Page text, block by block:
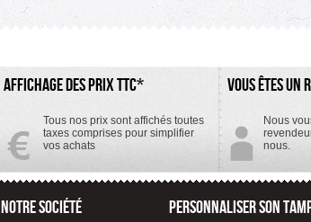
AFFICHAGE DES PRIX TTC*
Tous nos prix sont affichés toutes
taxes comprises pour simplifier
vos achats
VOUS ÊTES UN
Nous
nous.
NOTRE SOCIÉTÉ PERSONNALISER SON